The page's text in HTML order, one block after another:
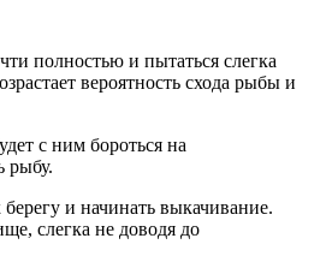
полностью и пытаться слегка
вероятность схода рыбы и
с ним бороться на
рыбу.
и начинать выкачивание.
слегка не доводя до